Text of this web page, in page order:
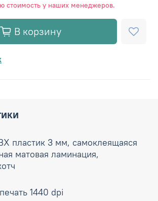
стоимость у наших менеджеров.
В корзину
пластик 3 мм, самоклеящаяся
матовая ламинация,
1440 dpi